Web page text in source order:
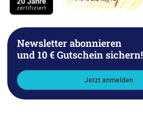
Newsletter abonnieren
und 10 € Gutschein sichern!
Jetzt anmelden